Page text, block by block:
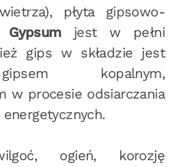
płyta gipsowo-
Gypsumjest w pełni
gips w składzie jest
kopalnym,
w procesie odsiarczania
ogień, korozję